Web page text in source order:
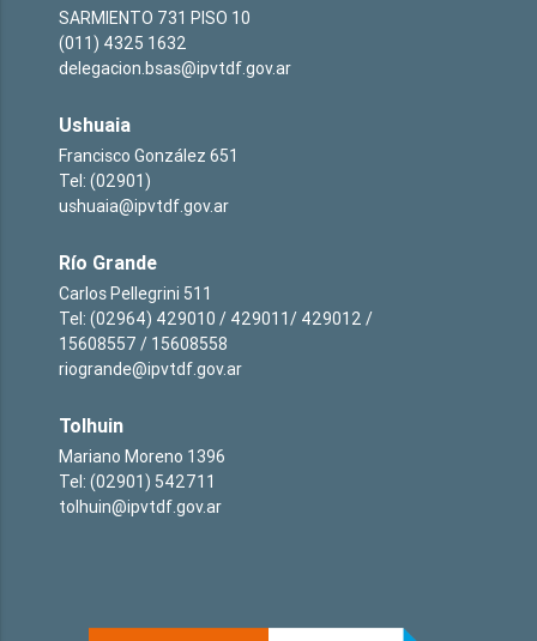
SARMIENTO 731 PISO 10
(011) 4325 1632
delegacion.bsas@ipvtdf.gov.ar
Ushuaia
Francisco González 651
Tel: (02901)
ushuaia@ipvtdf.gov.ar
Río Grande
Carlos Pellegrini 511
Tel: (02964) 429010 / 429011/ 429012 /
15608557 / 15608558
riogrande@ipvtdf.gov.ar
Tolhuin
Mariano Moreno 1396
Tel: (02901) 542711
tolhuin@ipvtdf.gov.ar